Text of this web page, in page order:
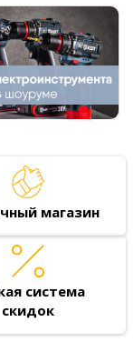
магазин
система
скидок